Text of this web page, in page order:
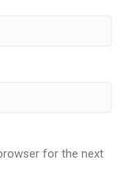
for the next